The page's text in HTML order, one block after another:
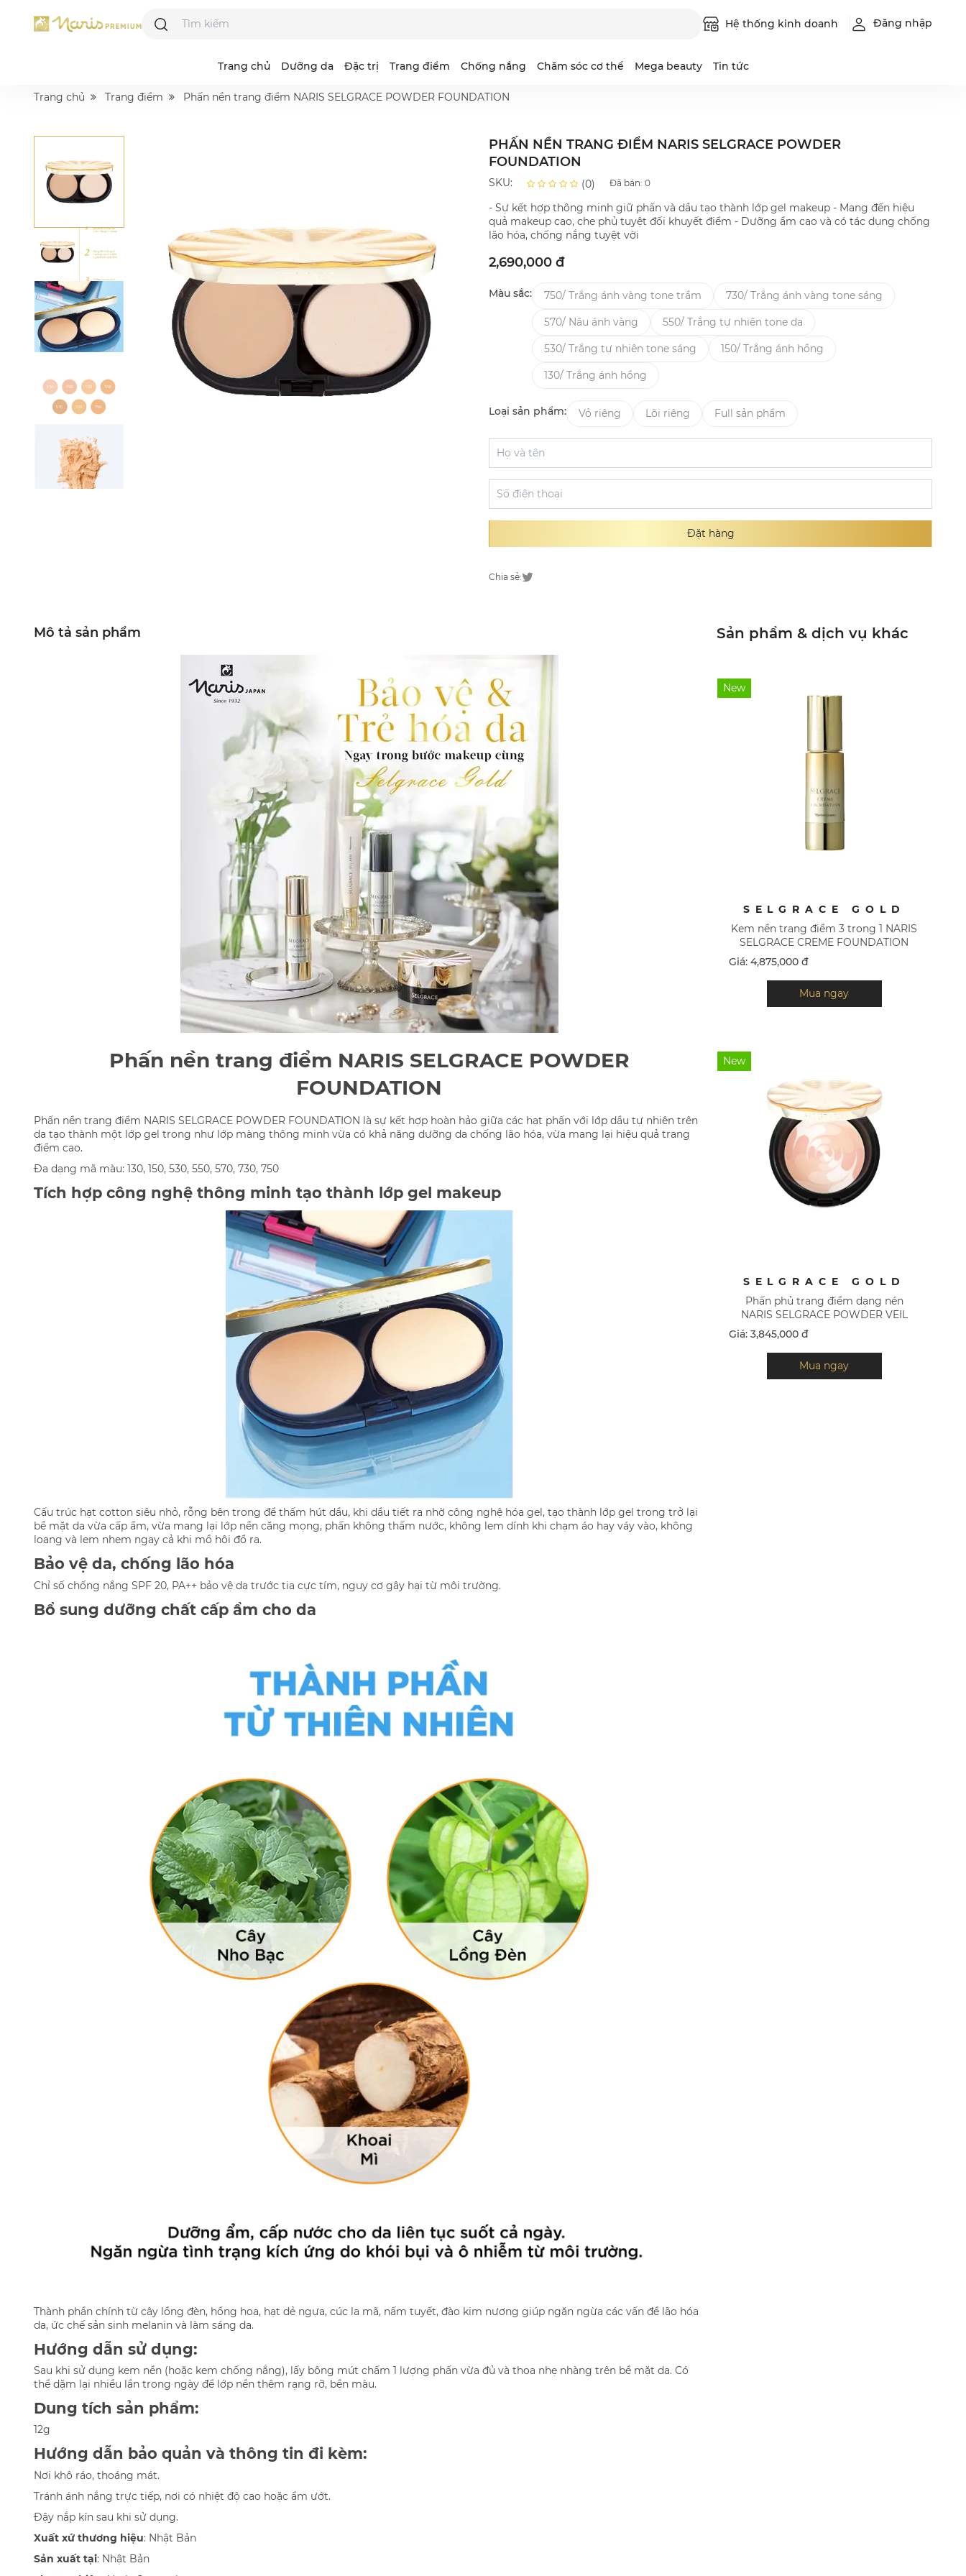
Hệ thống kinh doanh Đăng nhập
Trang chủ Dưỡng da
Selgrace
Luque
Đặc trị
Intimilli Oil in Creme
Intimilli
Trang điểm
Coeor
Chống nắng Chăm sóc cơ thể
PFB
Mega beauty Tin tức
Trang chủ Trang điểm Phấn nền trang điểm NARIS SELGRACE POWDER FOUNDATION
PHẤN NỀN TRANG ĐIỂM NARIS SELGRACE POWDER
FOUNDATION
SKU: (0) Đã bán: 0
- Sự kết hợp thông minh giữ phấn và dầu tạo thành lớp gel makeup - Mang đến hiệu
quả makeup cao, che phủ tuyệt đối khuyết điểm - Dưỡng ẩm cao và có tác dụng chống
lão hóa, chống nắng tuyệt vời
2,690,000 đ
Màu sắc: 750/ Trắng ánh vàng tone trầm 730/ Trắng ánh vàng tone sáng
570/ Nâu ánh vàng 550/ Trắng tự nhiên tone da
530/ Trắng tự nhiên tone sáng 150/ Trắng ánh hồng
130/ Trắng ánh hồng
Loại sản phẩm: Vỏ riêng Lõi riêng Full sản phẩm
Đặt hàng
Chia sẻ:
Mô tả sản phẩm
Phấn nền trang điểm NARIS SELGRACE POWDER
FOUNDATION
Phấn nền trang điểm NARIS SELGRACE POWDER FOUNDATION là sự kết hợp hoàn hảo giữa các hạt phấn với lớp dầu tự nhiên trên
da tạo thành một lớp gel trong như lớp màng thông minh vừa có khả năng dưỡng da chống lão hóa, vừa mang lại hiệu quả trang
điểm cao.
Đa dạng mã màu: 130, 150, 530, 550, 570, 730, 750
Tích hợp công nghệ thông minh tạo thành lớp gel makeup
Cấu trúc hạt cotton siêu nhỏ, rỗng bên trong để thấm hút dầu, khi dầu tiết ra nhờ công nghệ hóa gel, tạo thành lớp gel trong trở lại
bề mặt da vừa cấp ẩm, vừa mang lại lớp nền căng mọng, phấn không thấm nước, không lem dính khi chạm áo hay váy vào, không
loang và lem nhem ngay cả khi mồ hôi đổ ra.
Bảo vệ da, chống lão hóa
Chỉ số chống nắng SPF 20, PA++ bảo vệ da trước tia cực tím, nguy cơ gây hại từ môi trường.
Bổ sung dưỡng chất cấp ẩm cho da
Thành phần chính từ cây lồng đèn, hồng hoa, hạt dẻ ngựa, cúc la mã, nấm tuyết, đào kim nương giúp ngăn ngừa các vấn đề lão hóa
da, ức chế sản sinh melanin và làm sáng da.
Hướng dẫn sử dụng:
Sau khi sử dụng kem nền (hoặc kem chống nắng), lấy bông mút chấm 1 lượng phấn vừa đủ và thoa nhẹ nhàng trên bề mặt da. Có
thể dặm lại nhiều lần trong ngày để lớp nền thêm rạng rỡ, bền màu.
Dung tích sản phẩm:
12g
Hướng dẫn bảo quản và thông tin đi kèm:
Nơi khô ráo, thoáng mát.
Tránh ánh nắng trực tiếp, nơi có nhiệt độ cao hoặc ẩm ướt.
Đậy nắp kín sau khi sử dụng.
Xuất xứ thương hiệu: Nhật Bản
Sản xuất tại: Nhật Bản
Sản phẩm & dịch vụ khác
New
SELGRACE GOLD
Kem nền trang điểm 3 trong 1 NARIS
SELGRACE CREME FOUNDATION
Giá: 4,875,000 đ
Mua ngay
New
SELGRACE GOLD
Phấn phủ trang điểm dạng nén
NARIS SELGRACE POWDER VEIL
Giá: 3,845,000 đ
Mua ngay